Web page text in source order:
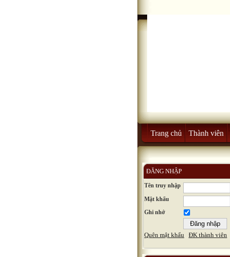
Trang chủ Thành viên
ĐĂNG NHẬP
Tên truy nhập
Mật khẩu
Ghi nhớ
Quên mật khẩu ĐK thành viên